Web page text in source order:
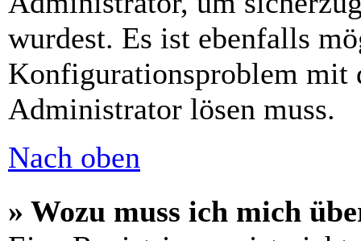
wurdest. Es ist ebenfalls
Konfigurationsproblem mit
Administrator lösen muss.
Nach oben
» Wozu muss ich mich